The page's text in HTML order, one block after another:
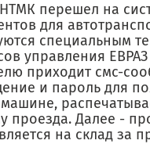
перешел на
для
специальным
управления
приходит смс-
и пароль для
проезда. Далее -
на склад за